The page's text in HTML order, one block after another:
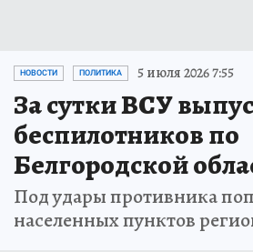
НОВОСТИ ПОЛИТИКА 5 июля 2026 7:55
За сутки ВСУ
беспилотников по
Белгородской
Под удары противника
населенных пунктов